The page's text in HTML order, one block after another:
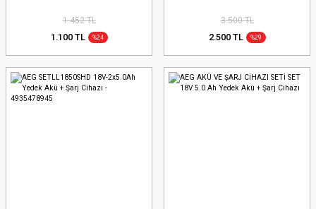
1.452 TL
1.100 TL %24
3.500 TL
2.500 TL %29